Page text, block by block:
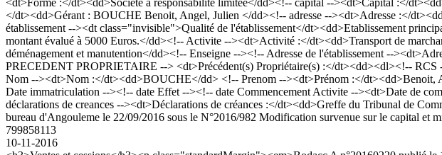
</dt><dd>Gérant : BOUCHE Benoit, Angel, Julien </dd><!-- adresse --><dt>Adresse :</
établissement --><dt class="invisible">Qualité de l'établissement</dt><dd>Etablissement
montant évalué à 5000 Euros.</dd><!-- Activite --><dt>Activité :</dt><dd>Transport de
déménagement et manutention</dd><!-- Enseigne --><!-- Adresse de l'établissement --
PRECEDENT PROPRIETAIRE --> <dt>Précédent(s) Propriétaire(s) :</dt><dd><dl><!--
Nom --><dt>Nom :</dt><dd>BOUCHE</dd> <!-- Prenom --><dt>Prénom :</
Date immatriculation --><!-- date Effet --><!-- date Commencement Activite --><dt>Date de
déclarations de creances --><dt>Déclarations de créances :</dt><dd>Greffe du Tribunal de
bureau d'Angouleme le 22/09/2016 sous le N°2016/982 Modification survenue sur le capital et
799858113
10-11-2016